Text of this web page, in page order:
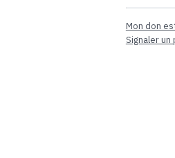
Mon don
Signaler un